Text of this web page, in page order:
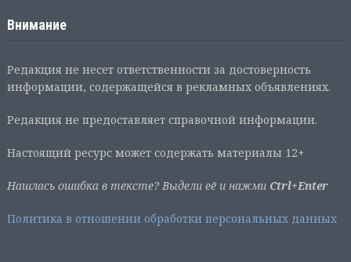
Внимание
Редакция не несет ответственности за достоверность
информации, содержащейся в рекламных объявлениях.
Редакция не предоставляет справочной информации.
Настоящий ресурс может содержать материалы 12+
Нашлась ошибка в тексте? Выдели её и нажми Ctrl+Enter
Политика в отношении обработки персональных данных